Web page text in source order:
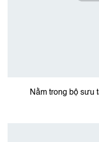
Nằm trong bộ sưu